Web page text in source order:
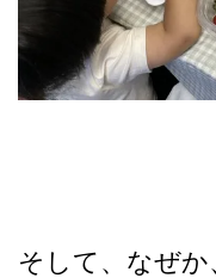
そして、なぜか